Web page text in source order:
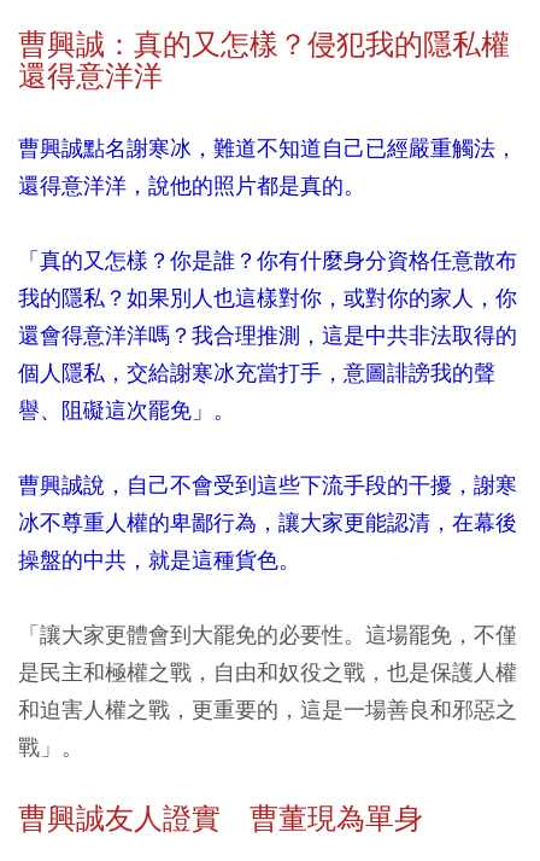
曹興誠：真的又怎樣？侵犯我的隱私權
還得意洋洋
曹興誠點名謝寒冰，難道不知道自己已經嚴重觸法，
還得意洋洋，說他的照片都是真的。
「真的又怎樣？你是誰？你有什麼身分資格任意散布
我的隱私？如果別人也這樣對你，或對你的家人，你
還會得意洋洋嗎？我合理推測，這是中共非法取得的
個人隱私，交給謝寒冰充當打手，意圖誹謗我的聲
譽、阻礙這次罷免」。
曹興誠說，自己不會受到這些下流手段的干擾，謝寒
冰不尊重人權的卑鄙行為，讓大家更能認清，在幕後
操盤的中共，就是這種貨色。
「讓大家更體會到大罷免的必要性。這場罷免，不僅
是民主和極權之戰，自由和奴役之戰，也是保護人權
和迫害人權之戰，更重要的，這是一場善良和邪惡之
戰」。
曹興誠友人證實 曹董現為單身